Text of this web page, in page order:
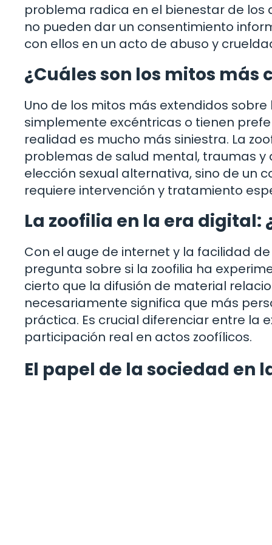
problema radica en el bienestar de los
no pueden dar un consentimiento
con ellos en un acto de abuso y
¿Cuáles son los mitos más
Uno de los mitos más extendidos
simplemente excéntricas o tienen
realidad es mucho más siniestra. La
problemas de salud mental, traumas y
elección sexual alternativa, sino de
requiere intervención y tratamiento
La zoofilia en la era
Con el auge de internet y la facilidad
pregunta sobre si la zoofilia ha
cierto que la difusión de material
necesariamente significa que más
práctica. Es crucial diferenciar entre la
participación real en actos zoofílicos.
El papel de la sociedad en